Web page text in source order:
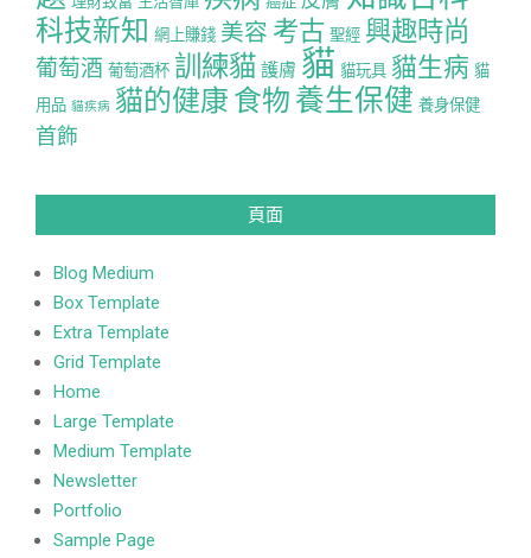
科技新知 網上賺錢 美容 考古 聖經 興趣時尚
葡萄酒 葡萄酒杯 訓練貓 護膚 貓 貓玩具 貓生病 貓
用品 貓疾病 貓的健康 食物 養生保健 養身保健
首飾
頁面
Blog Medium
Box Template
Extra Template
Grid Template
Home
Large Template
Medium Template
Newsletter
Portfolio
Sample Page